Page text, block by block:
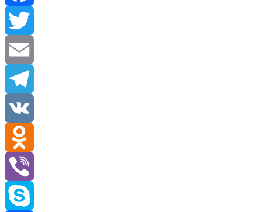
Facebook
Twitter
Email
Telegram
VK
Odnoklassniki
Viber